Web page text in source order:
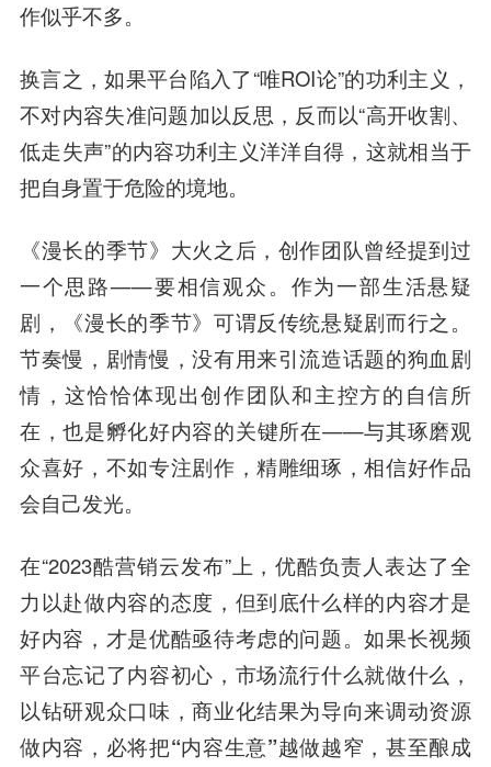
作似乎不多。
换言之，如果平台陷入了“唯ROI论”的功利主义，
不对内容失准问题加以反思，反而以“高开收割、
低走失声”的内容功利主义洋洋自得，这就相当于
把自身置于危险的境地。
《漫长的季节》大火之后，创作团队曾经提到过
一个思路——要相信观众。作为一部生活悬疑
剧，《漫长的季节》可谓反传统悬疑剧而行之。
节奏慢，剧情慢，没有用来引流造话题的狗血剧
情，这恰恰体现出创作团队和主控方的自信所
在，也是孵化好内容的关键所在——与其琢磨观
众喜好，不如专注剧作，精雕细琢，相信好作品
会自己发光。
在“2023酷营销云发布”上，优酷负责人表达了全
力以赴做内容的态度，但到底什么样的内容才是
好内容，才是优酷亟待考虑的问题。如果长视频
平台忘记了内容初心，市场流行什么就做什么，
以钻研观众口味，商业化结果为导向来调动资源
做内容，必将把“内容生意”越做越窄，甚至酿成